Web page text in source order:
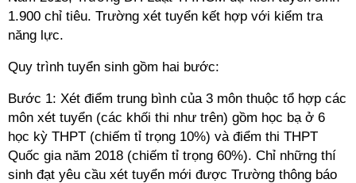
1.900 chỉ tiêu. Trường xét tuyển kết hợp với kiểm tra
năng lực.
Quy trình tuyển sinh gồm hai bước:
Bước 1: Xét điểm trung bình của 3 môn thuộc tổ hợp các
môn xét tuyển (các khối thi như trên) gồm học bạ ở 6
học kỳ THPT (chiếm tỉ trọng 10%) và điểm thi THPT
Quốc gia năm 2018 (chiếm tỉ trọng 60%). Chỉ những thí
sinh đạt yêu cầu xét tuyển mới được Trường thông báo